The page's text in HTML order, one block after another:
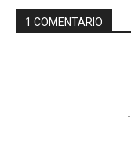
1 COMENTARIO